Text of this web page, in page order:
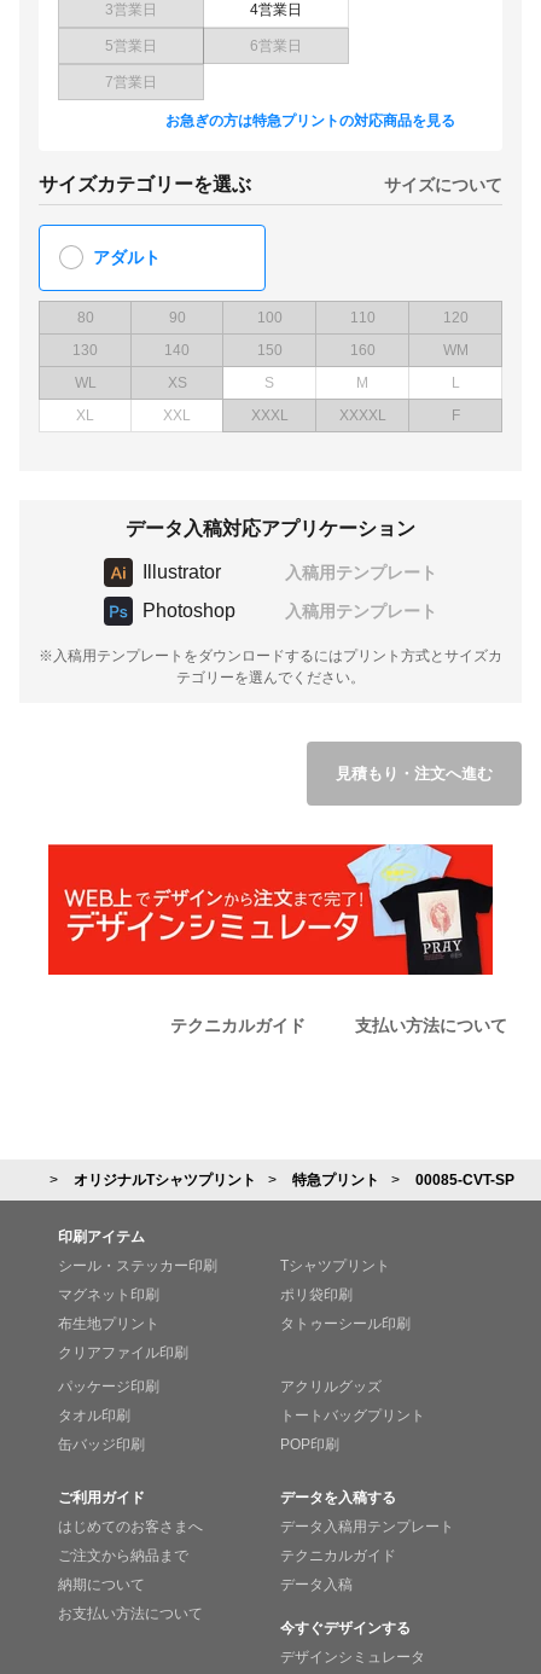
3営業日 4営業日
5営業日 6営業日
7営業日
お急ぎの方は特急プリントの対応商品を見る
サイズカテゴリーを選ぶ サイズについて
アダルト
80 90 100 110
120
130
140 150 160
WM
WL
XS S M
L
XL
XXL XXXL XXXXL F
データ入稿対応アプリケーション
Illustrator 入稿用テンプレート
Photoshop 入稿用テンプレート
※入稿用テンプレートをダウンロードするにはプリント方式とサイズカ
テゴリーを選んでください。
見積もり・注文へ進む
テクニカルガイド 支払い方法について
オリジナルTシャツプリント 特急プリント 00085-CVT-SP
印刷アイテム
シール・ステッカー印刷
マグネット印刷
布生地プリント
クリアファイル印刷
Tシャツプリント
ポリ袋印刷
タトゥーシール印刷
パッケージ印刷
タオル印刷
缶バッジ印刷
アクリルグッズ
トートバッグプリント
POP印刷
ご利用ガイド
はじめてのお客さまへ
ご注文から納品まで
納期について
お支払い方法について
データを入稿する
データ入稿用テンプレート
テクニカルガイド
データ入稿
今すぐデザインする
デザインシミュレータ